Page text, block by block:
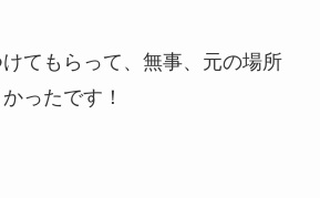
てもらって、無事、元の場所
ったです！